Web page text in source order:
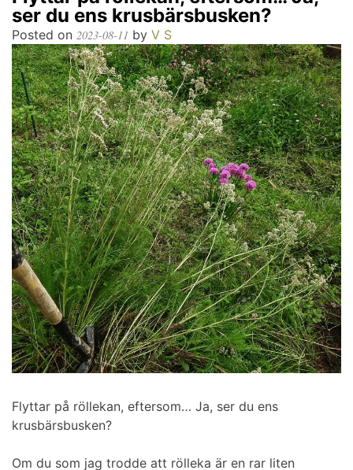
ser du ens krusbärsbusken?
Posted on 2023-08-11 by V S
Flyttar på röllekan, eftersom… Ja, ser du ens
krusbärsbusken?
Om du som jag trodde att rölleka är en rar liten